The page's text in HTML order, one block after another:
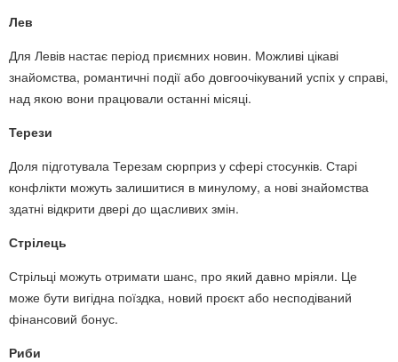
Лев
Для Левів настає період приємних новин. Можливі цікаві
знайомства, романтичні події або довгоочікуваний успіх у справі,
над якою вони працювали останні місяці.
Терези
Доля підготувала Терезам сюрприз у сфері стосунків. Старі
конфлікти можуть залишитися в минулому, а нові знайомства
здатні відкрити двері до щасливих змін.
Стрілець
Стрільці можуть отримати шанс, про який давно мріяли. Це
може бути вигідна поїздка, новий проєкт або несподіваний
фінансовий бонус.
Риби